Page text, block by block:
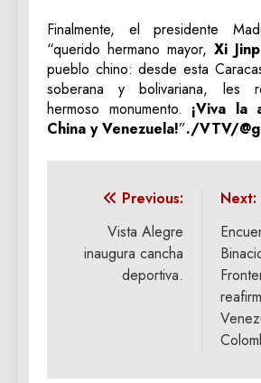
Finalmente, el presidente
“querido hermano mayor, Xi
pueblo chino: desde esta
soberana y bolivariana, les
hermoso monumento. ¡Viva la
China y Venezuela!”./VTV/
Navegación
entradas
Previous:
Vista Alegre
inaugura cancha
deportiva.
Next: